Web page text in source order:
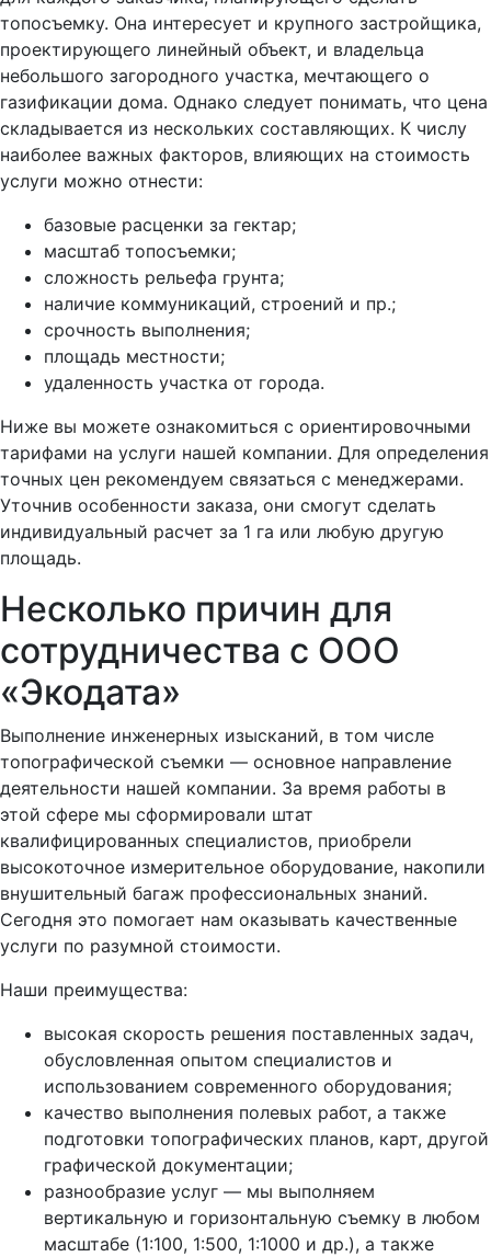
топосъемку. Она интересует и крупного застройщика,
проектирующего линейный объект, и владельца
небольшого загородного участка, мечтающего о
газификации дома. Однако следует понимать, что цена
складывается из нескольких составляющих. К числу
наиболее важных факторов, влияющих на стоимость
услуги можно отнести:
базовые расценки за гектар;
масштаб топосъемки;
сложность рельефа грунта;
наличие коммуникаций, строений и пр.;
срочность выполнения;
площадь местности;
удаленность участка от города.
Ниже вы можете ознакомиться с ориентировочными
тарифами на услуги нашей компании. Для определения
точных цен рекомендуем связаться с менеджерами.
Уточнив особенности заказа, они смогут сделать
индивидуальный расчет за 1 га или любую другую
площадь.
Несколько причин для
сотрудничества с ООО
«Экодата»
Выполнение инженерных изысканий, в том числе
топографической съемки — основное направление
деятельности нашей компании. За время работы в
этой сфере мы сформировали штат
квалифицированных специалистов, приобрели
высокоточное измерительное оборудование, накопили
внушительный багаж профессиональных знаний.
Сегодня это помогает нам оказывать качественные
услуги по разумной стоимости.
Наши преимущества:
высокая скорость решения поставленных задач,
обусловленная опытом специалистов и
использованием современного оборудования;
качество выполнения полевых работ, а также
подготовки топографических планов, карт, другой
графической документации;
разнообразие услуг — мы выполняем
вертикальную и горизонтальную съемку в любом
масштабе (1:100, 1:500, 1:1000 и др.), а также